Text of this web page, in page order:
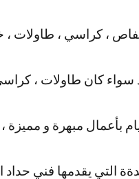
، كراسي ، طاولات ،
سواء كان طاولات ،
بأعمال مبهرة و مميزة
التي يقدمها فني